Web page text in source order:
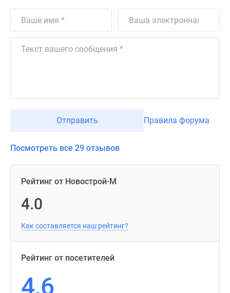
Отправить Правила форума
Посмотреть все 29 отзывов
Рейтинг от Новострой-М
4.0
Как составляется наш рейтинг?
Рейтинг от посетителей
4,6